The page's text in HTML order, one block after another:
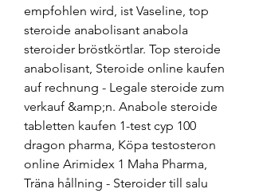
empfohlen wird, ist Vaseline, top
steroide anabolisant anabola
steroider bröstkörtlar. Top steroide
anabolisant, Steroide online kaufen
auf rechnung - Legale steroide zum
verkauf &amp;n. Anabole steroide
tabletten kaufen 1-test cyp 100
dragon pharma, Köpa testosteron
online Arimidex 1 Maha Pharma,
Träna hållning - Steroider till salu